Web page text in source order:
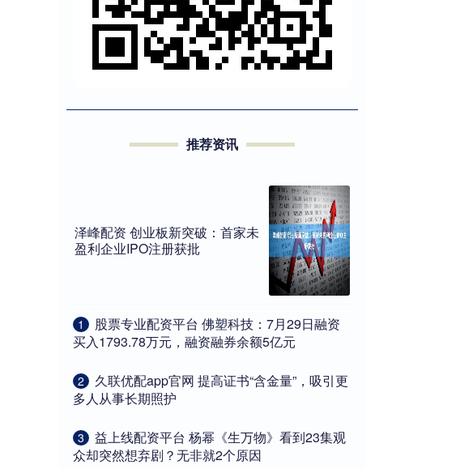
推荐资讯
泽峰配资 创业板新突破：首家未
盈利企业IPO注册获批
1
​股票专业配资平台 佛塑科技：7月29日融资
买入1793.78万元，融资融券余额5亿元
2
​久联优配app官网 提高证书“含金量”，吸引更
多人从事长期照护
3
​益上线配资平台 杨幂《生万物》看到23集观
众却突然想弃剧？无非就2个原因